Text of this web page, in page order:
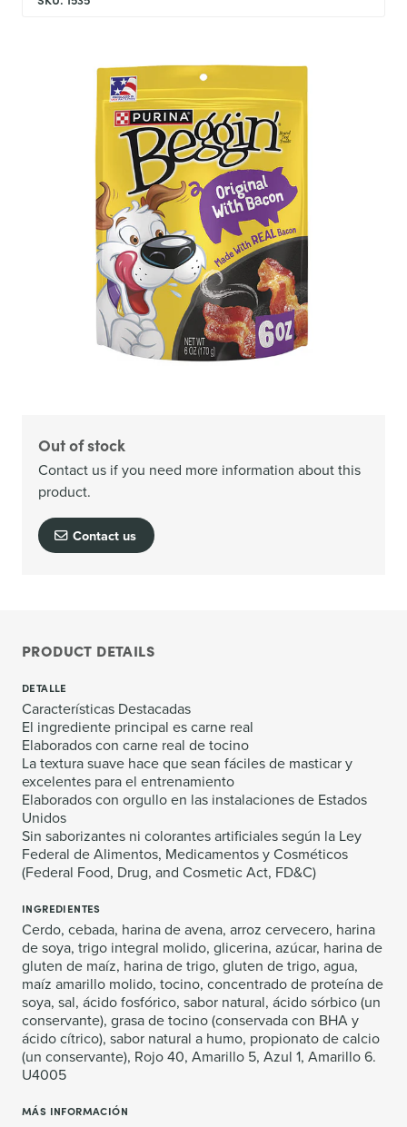
Out of stock
Contact us if you need more information about this
product.
Contact us
PRODUCT DETAILS
DETALLE
Características Destacadas
El ingrediente principal es carne real
Elaborados con carne real de tocino
La textura suave hace que sean fáciles de masticar y
excelentes para el entrenamiento
Elaborados con orgullo en las instalaciones de Estados
Unidos
Sin saborizantes ni colorantes artificiales según la Ley
Federal de Alimentos, Medicamentos y Cosméticos
(Federal Food, Drug, and Cosmetic Act, FD&C)
INGREDIENTES
Cerdo, cebada, harina de avena, arroz cervecero, harina
de soya, trigo integral molido, glicerina, azúcar, harina de
gluten de maíz, harina de trigo, gluten de trigo, agua,
maíz amarillo molido, tocino, concentrado de proteína de
soya, sal, ácido fosfórico, sabor natural, ácido sórbico (un
conservante), grasa de tocino (conservada con BHA y
ácido cítrico), sabor natural a humo, propionato de calcio
(un conservante), Rojo 40, Amarillo 5, Azul 1, Amarillo 6.
U4005
MÁS INFORMACIÓN